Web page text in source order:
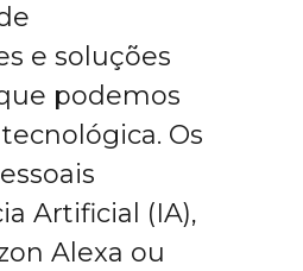
e soluções
podemos
Os
Artificial (IA),
Alexa ou